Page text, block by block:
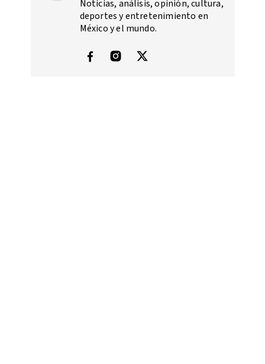
Noticias, análisis, opinión, cultura,
deportes y entretenimiento en
México y el mundo.